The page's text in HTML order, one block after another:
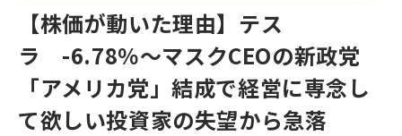
【株価が動いた理由】テス
ラ -6.78％～マスクCEOの新政党
「アメリカ党」結成で経営に専念し
て欲しい投資家の失望から急落